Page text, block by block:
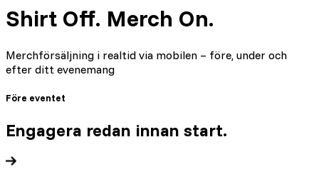
Shirt Off. Merch On.
Merchförsäljning i realtid via mobilen – före, under och
efter ditt evenemang
Före eventet
Engagera redan innan start.